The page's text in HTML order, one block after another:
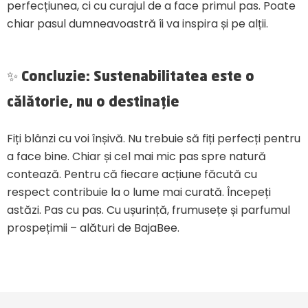
perfecțiunea, ci cu curajul de a face primul pas. Poate
chiar pasul dumneavoastră îi va inspira și pe alții.
✨ Concluzie: Sustenabilitatea este o
călătorie, nu o destinație
Fiți blânzi cu voi înșivă. Nu trebuie să fiți perfecți pentru
a face bine. Chiar și cel mai mic pas spre natură
contează. Pentru că fiecare acțiune făcută cu
respect contribuie la o lume mai curată. Începeți
astăzi. Pas cu pas. Cu ușurință, frumusețe și parfumul
prospețimii – alături de BajaBee.